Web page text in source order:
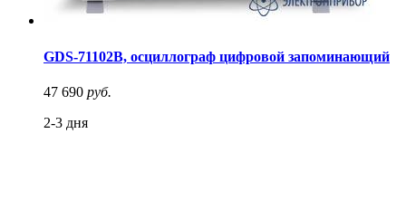
GDS-71102B, осциллограф цифровой запоминающий
47 690 руб.
2-3 дня